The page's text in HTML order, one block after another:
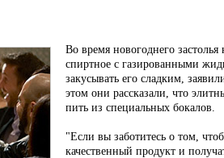
Во время новогоднего застолья
спиртное с газированными
закусывать его сладким,
этом они рассказали, что
пить из специальных бокалов.
"Если вы заботитесь о том,
качественный продукт и